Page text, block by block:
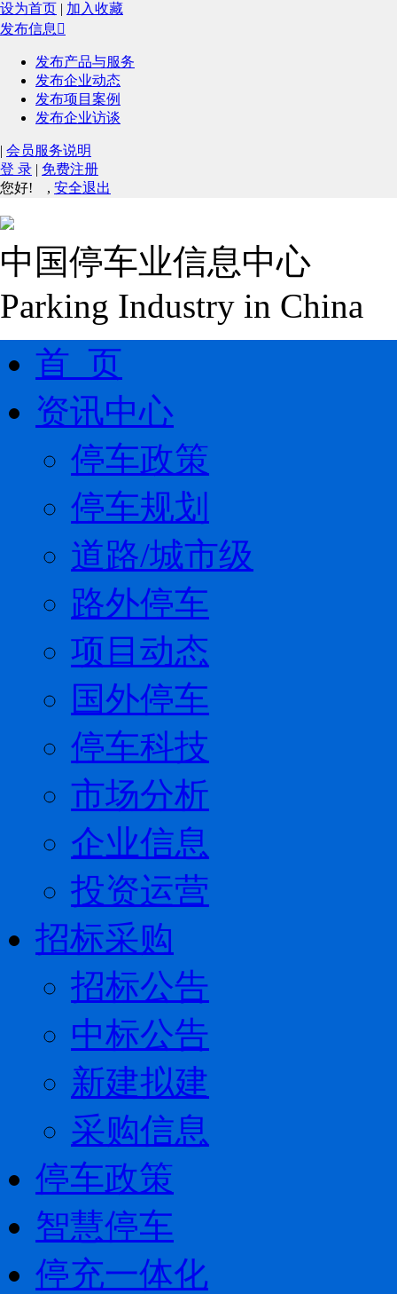
设为首页 | 加入收藏
发布信息 
发布产品与服务
发布企业动态
发布项目案例
发布企业访谈
| 会员服务说明
登 录 | 免费注册
您好!
, 安全退出
中国停车业信息中心
Parking Industry in China
首 页
资讯中心
停车政策
停车规划
道路/城市级
路外停车
项目动态
国外停车
停车科技
市场分析
企业信息
投资运营
招标采购
招标公告
中标公告
新建拟建
采购信息
停车政策
智慧停车
停充一体化